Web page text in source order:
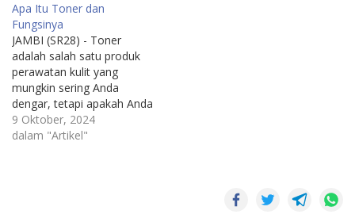
seringkali kita lupa untuk
memberi perhatian pada
salah satu aset terpenting
kita kulit. Kulit yang sehat
tidak hanya memberikan
penampilan yang lebih baik,
…
Apa Itu Toner dan
Fungsinya
JAMBI (SR28) - Toner
adalah salah satu produk
perawatan kulit yang
mungkin sering Anda
dengar, tetapi apakah Anda
benar-benar tahu apa itu
dan mengapa penting
9 Oktober, 2024
dalam "Artikel"